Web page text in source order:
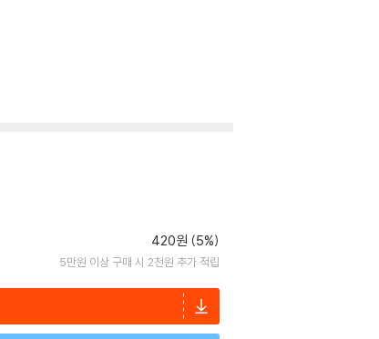
420원 (5%)
5만원 이상 구매 시 2천원 추가 적립